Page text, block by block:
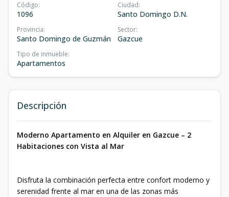
Código:
1096
Ciudad:
Santo Domingo D.N.
Provincia:
Santo Domingo de Guzmán
Sector:
Gazcue
Tipo de inmueble:
Apartamentos
Descripción
Moderno Apartamento en Alquiler en Gazcue – 2
Habitaciones con Vista al Mar
Disfruta la combinación perfecta entre confort moderno y
serenidad frente al mar en una de las zonas más